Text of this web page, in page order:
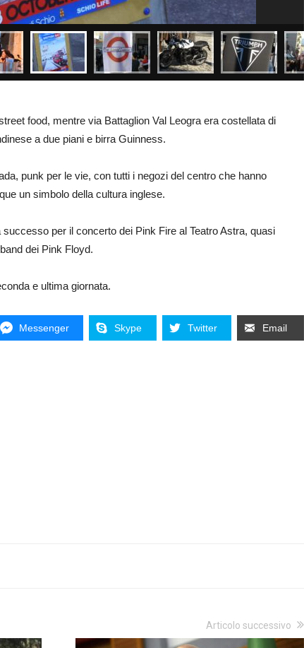
food, mentre via Battaglion Val Leogra era costellata di
a due piani e birra Guinness.
punk per le vie, con tutti i negozi del centro che hanno
un simbolo della cultura inglese.
per il concerto dei Pink Fire al Teatro Astra, quasi
dei Pink Floyd.
e ultima giornata.
Messenger Skype Twitter Email
Articolo successivo